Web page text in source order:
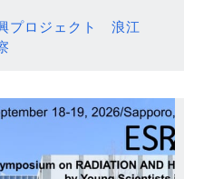
プロジェクト 浪江